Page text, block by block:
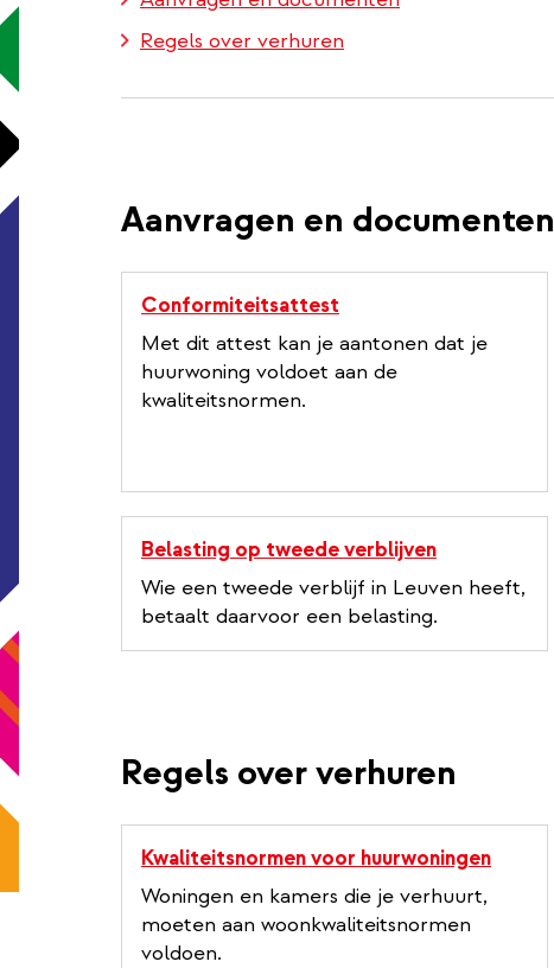
Regels over verhuren
Aanvragen en documenten
Conformiteitsattest
Met dit attest kan je aantonen dat je
huurwoning voldoet aan de
kwaliteitsnormen.
Belasting op tweede verblijven
Wie een tweede verblijf in Leuven heeft,
betaalt daarvoor een belasting.
Regels over verhuren
Kwaliteitsnormen voor huurwoningen
Woningen en kamers die je verhuurt,
moeten aan woonkwaliteitsnormen
voldoen.